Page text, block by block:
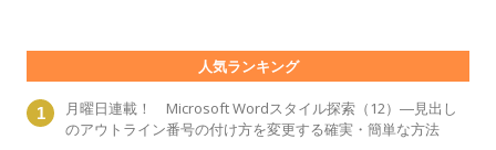
人気ランキング
月曜日連載！ Microsoft Wordスタイル探索（12）―見出し
のアウトライン番号の付け方を変更する確実・簡単な方法